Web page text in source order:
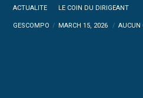
ACTUALITE LE COIN DU DIRIGEANT
GESCOMPO MARCH 15, 2026 AUCUN